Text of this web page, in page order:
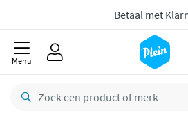
Betaal met
Menu